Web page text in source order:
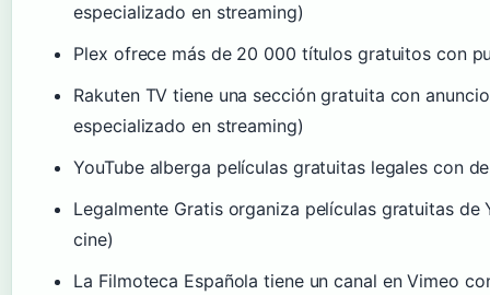
especializado en streaming)
Plex ofrece más de 20 000 títulos gratuitos con
Rakuten TV tiene una sección gratuita con
especializado en streaming)
YouTube alberga películas gratuitas legales con
Legalmente Gratis organiza películas gratuitas de
cine)
La Filmoteca Española tiene un canal en Vimeo